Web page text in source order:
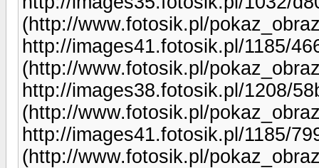
(http://www.fotosik.pl/
http://images41.fotosik.pl/1185/
(http://www.fotosik.pl/
http://images38.fotosik.pl/1208/
(http://www.fotosik.pl/
http://images41.fotosik.pl/1185/
(http://www.fotosik.pl/